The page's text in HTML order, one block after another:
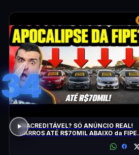
34
INACREDITÁVEL? SÓ ANÚNCIO REAL!
CARROS ATÉ R$70MIL ABAIXO da FIPE: